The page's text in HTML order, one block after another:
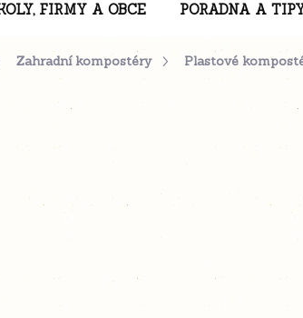
FIRMY A OBCE PORADNA A
Zahradní kompostéry Plastové